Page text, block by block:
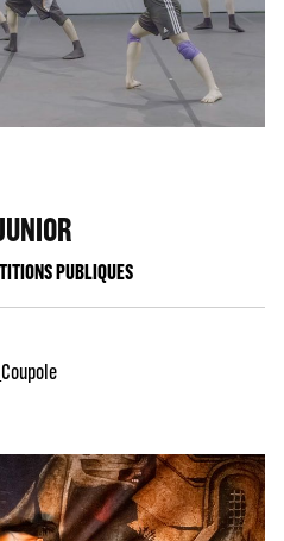
PUBLIQUES